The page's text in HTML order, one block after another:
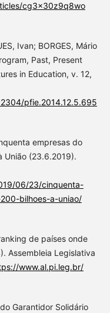
cg3x30z9q8wo
Ivan; BORGES, Mário
Past, Present
in Education, v. 12,
pfie.2014.12.5.695
empresas do
União (23.6.2019).
06/23/cinquenta-
bilhoes-a-uniao/
de países onde
Assembleia Legislativa
www.al.pi.leg.br/
Garantidor Solidário